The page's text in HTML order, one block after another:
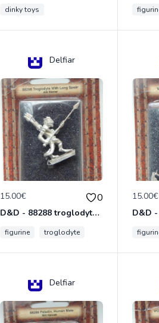
dinky toys
Delfiar
15.00€ 0
D&D - 88288 troglodyte with long Miniature - Donjons Dragons
figurine troglodyte
15.00€
Delfiar